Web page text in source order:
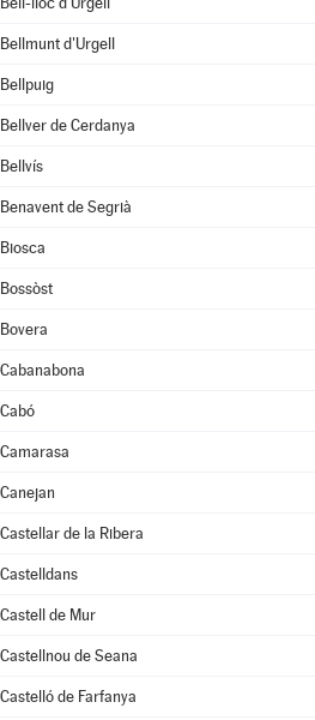
Bellmunt d'Urgell
Bellpuig
Bellver de Cerdanya
Bellvís
Benavent de Segrià
Biosca
Bossòst
Bovera
Cabanabona
Cabó
Camarasa
Canejan
Castellar de la Ribera
Castelldans
Castell de Mur
Castellnou de Seana
Castelló de Farfanya